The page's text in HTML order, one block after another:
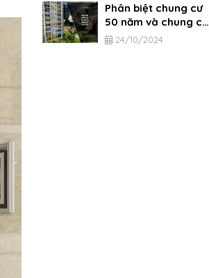
Phân biệt chung cư
50 năm và chung cư
vĩnh viễn
24/10/2024